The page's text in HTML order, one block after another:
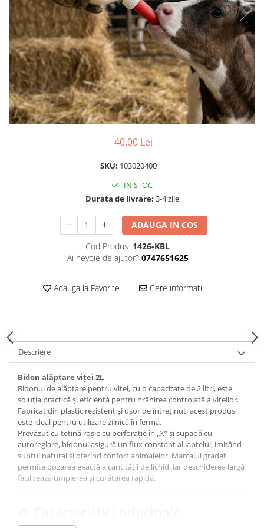
Testere pentru Gard Electric
Împământare Gard Electric
Întinzător Gard Electric
40,00 Lei
SKU: 103020400
IN STOC
Durata de livrare: 3-4 zile
ADAUGA IN COS
Cod Produs: 1426-KBL
Ai nevoie de ajutor? 0747651625
Adauga la Favorite Cere informatii
Descriere
Bidon alăptare viței 2L
Bidonul de alăptare pentru viței, cu o capacitate de 2 litri, este
soluția practică și eficientă pentru hrănirea controlată a vițeilor.
Fabricat din plastic rezistent și ușor de întreținut, acest produs
este ideal pentru utilizare zilnică în fermă.
Prevăzut cu tetină roșie cu perforație în „X” și supapă cu
autoreglare, bidonul asigură un flux constant al laptelui, imitând
suptul natural și oferind confort animalelor. Marcajul gradat
permite dozarea exactă a cantității de lichid, iar deschiderea largă
facilitează umplerea și curățarea rapidă.
capacitate: 2 litri